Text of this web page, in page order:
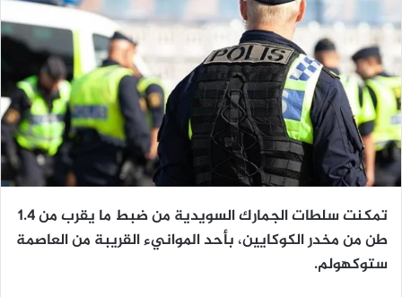
تمكنت سلطات الجمارك السويدية من ضبط ما يقرب من 1.4
طن من مخدر الكوكايين، بأحد الموانيء القريبة من العاصمة
ستوكهولم.